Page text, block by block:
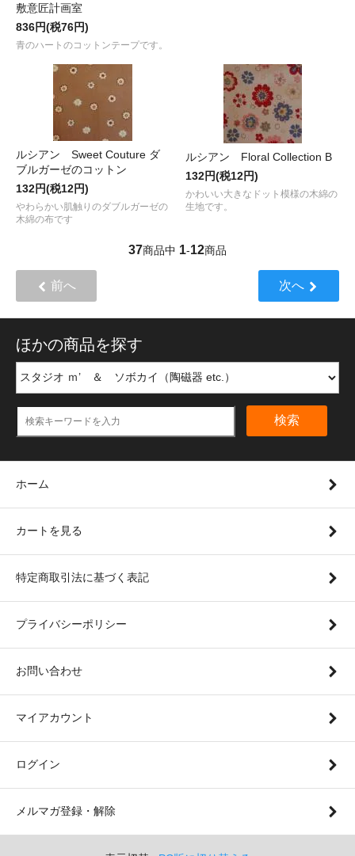
敷意匠計画室
836円(税76円)
青のハートのコットンテープです。
ルシアン Sweet Couture ダ
ブルガーゼのコットン
132円(税12円)
やわらかい肌触りのダブルガーゼの
木綿の布です
ルシアン Floral Collection B
132円(税12円)
かわいい大きなドット模様の木綿の
生地です。
37商品中 1-12商品
前へ 次へ
ほかの商品を探す
検索
ホーム
カートを見る
特定商取引法に基づく表記
プライバシーポリシー
お問い合わせ
マイアカウント
ログイン
メルマガ登録・解除